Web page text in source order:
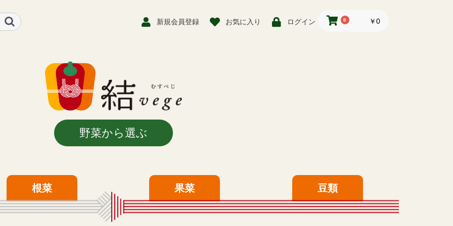
新規会員登録 お気に入り ログイン 0 ￥0
野菜から選ぶ
根菜 果菜 豆類